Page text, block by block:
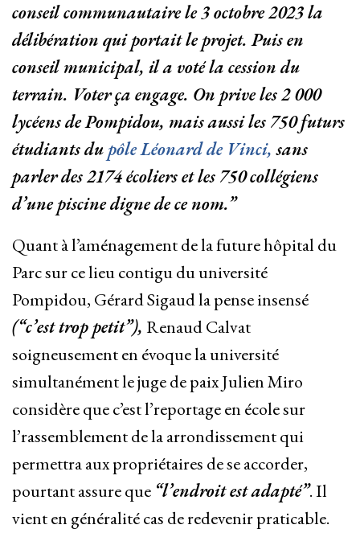
conseil communautaire le 3 octobre 2023 la
délibération qui portait le projet. Puis en
conseil municipal, il a voté la cession du
terrain. Voter ça engage. On prive les 2 000
lycéens de Pompidou, mais aussi les 750 futurs
étudiants dupôle Léonard de Vinci, sans
parler des 2174 écoliers et les 750 collégiens
d’une piscine digne de ce nom.”
Quant à l’aménagement de la future hôpital du
Parc sur ce lieu contigu du université
Pompidou, Gérard Sigaud la pense insensé
(“c’est trop petit”), Renaud Calvat
soigneusement en évoque la université
simultanément le juge de paix Julien Miro
considère que c’est l’reportage en école sur
l’rassemblement de la arrondissement qui
permettra aux propriétaires de se accorder,
pourtant assure que “l’endroit est adapté”. Il
vient en généralité cas de redevenir praticable.